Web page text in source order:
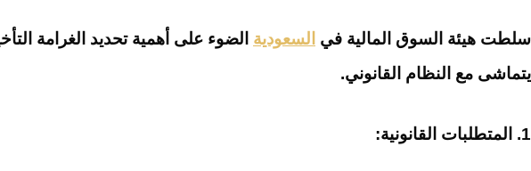
سلطت هيئة السوق المالية في السعودية الضوء على أهمية تحديد الغرامة
يتماشى مع النظام القانوني.
1. المتطلبات القانونية: